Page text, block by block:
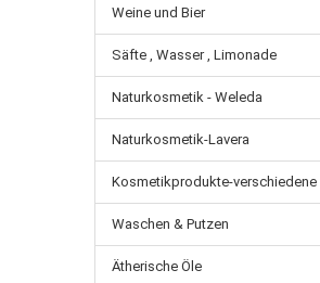
Weine und Bier
Säfte , Wasser , Limonade
Naturkosmetik - Weleda
Naturkosmetik-Lavera
Kosmetikprodukte-verschiedene
Waschen & Putzen
Ätherische Öle